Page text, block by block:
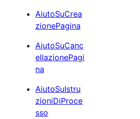
AiutoSuCrea
zionePagina
AiutoSuCanc
ellazionePagi
na
AiutoSuIstru
zioniDiProce
sso